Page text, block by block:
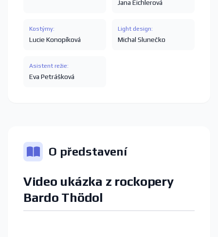
Jana Eichlerová
Kostýmy:
Lucie Konopíková
Light design:
Michal Slunečko
Asistent režie:
Eva Petrášková
O představení
Video ukázka z rockopery
Bardo Thödol